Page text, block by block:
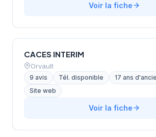
Voir la fiche
CACES INTERIM
Orvault
9 avis Tél. disponible
17 ans
Site web
Voir la fiche